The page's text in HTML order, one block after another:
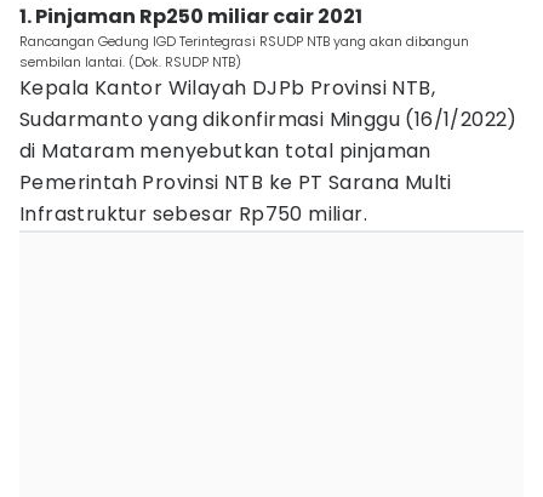
1. Pinjaman Rp250 miliar cair 2021
Rancangan Gedung IGD Terintegrasi RSUDP NTB yang akan dibangun
sembilan lantai. (Dok. RSUDP NTB)
Kepala Kantor Wilayah DJPb Provinsi NTB,
Sudarmanto yang dikonfirmasi Minggu (16/1/2022)
di Mataram menyebutkan total pinjaman
Pemerintah Provinsi NTB ke PT Sarana Multi
Infrastruktur sebesar Rp750 miliar.